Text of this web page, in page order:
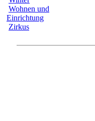
Wohnen und
Einrichtung
Zirkus